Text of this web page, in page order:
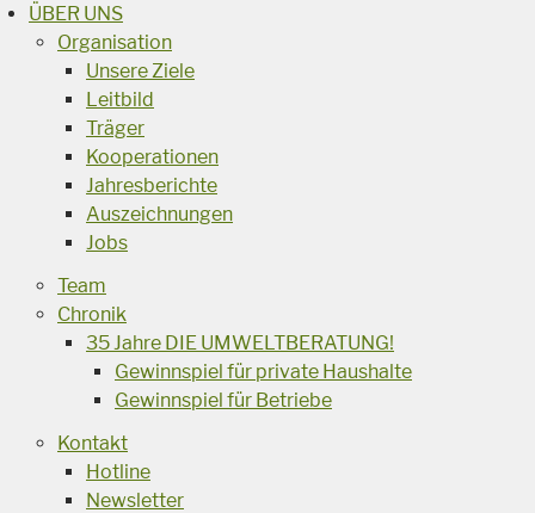
ÜBER UNS
Organisation
Unsere Ziele
Leitbild
Träger
Kooperationen
Jahresberichte
Auszeichnungen
Jobs
Team
Chronik
35 Jahre DIE UMWELTBERATUNG!
Gewinnspiel für private Haushalte
Gewinnspiel für Betriebe
Kontakt
Hotline
Newsletter